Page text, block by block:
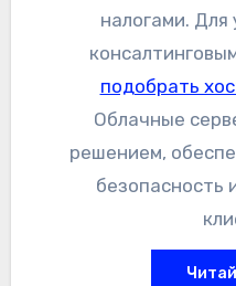
налогами.
подобрать
Облачные
решением,
безопасность